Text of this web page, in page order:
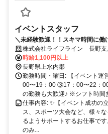
イベントスタッフ
＼未経験歓迎！！スキマ時間に働
株式会社ライフライン 長野支
時給1,100円以上
長野県上水内郡
勤務時間・曜日: 【イベント
00〜19：00 ③17：00〜22：
の勤務も大歓迎♪ ※シフト時間
仕事内容: ✨【イベント成功の
ス、スポーツ大会など、様々
るようサポートするお仕事で
のみ...